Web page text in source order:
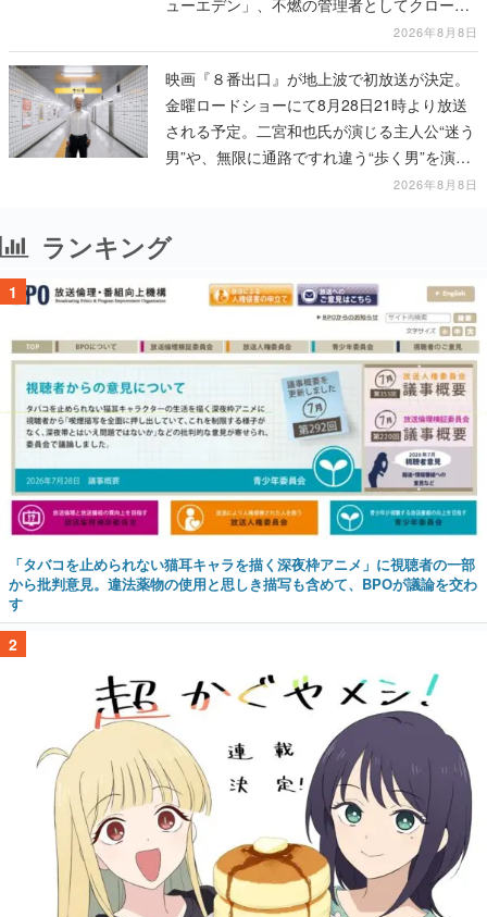
ューエデン」、不燃の管理者としてクローン
人間を増やし、加工して神に捧げる2026年8月8日
映画『８番出口』が地上波で初放送が決定。
金曜ロードショーにて8月28日21時より放送
される予定。二宮和也氏が演じる主人公“迷う
男”や、無限に通路ですれ違う“歩く男”を演じ
2026年8月8日
ランキング
1
「タバコを止められない猫耳キャラを描く深夜枠アニメ」に視聴者の一部
から批判意見。違法薬物の使用と思しき描写も含めて、BPOが議論を交わ
す
2